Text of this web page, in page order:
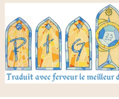
Aller
contenu
principal